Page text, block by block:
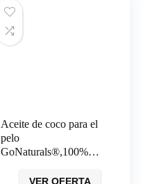
Aceite de coco para el
pelo
GoNaturals®,100%
VER OFERTA